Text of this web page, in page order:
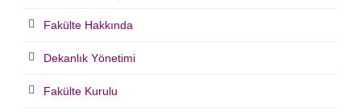
Fakülte Hakkında
Dekanlık Yönetimi
Fakülte Kurulu